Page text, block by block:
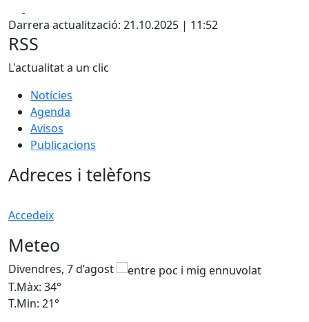
+
−
Darrera actualització: 21.10.2025 | 11:52
RSS
L'actualitat a un clic
Notícies
Agenda
Avisos
Publicacions
Adreces i telèfons
Accedeix
Meteo
Divendres, 7 d’agost
T.Màx: 34°
T.Min: 21°